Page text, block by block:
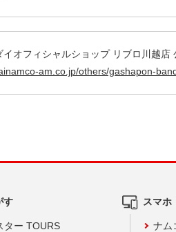
イオフィシャルショップ リブロ川越店
am.co.jp/others/gashapon-
す
ター TOURS
スマホ
ナム